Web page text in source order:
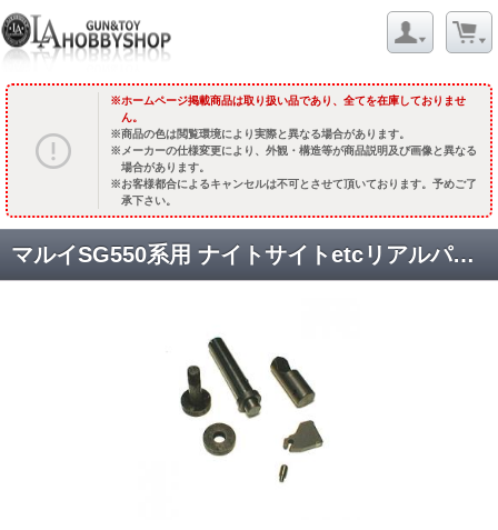
ホームページ掲載商品は取り扱い品であり、全てを在庫しておりませ
ん。
商品の色は閲覧環境により実際と異なる場合があります。
メーカーの仕様変更により、外観・構造等が商品説明及び画像と異なる
場合があります。
お客様都合によるキャンセルは不可とさせて頂いております。予めご了
承下さい。
マルイSG550系用 ナイトサイトetcリアルパーツセット[SGP01] [取寄]